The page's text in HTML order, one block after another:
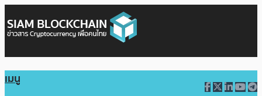
เมนู